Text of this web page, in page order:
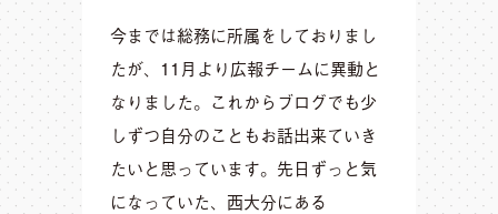
今までは総務に所属をしておりまし
たが、11月より広報チームに異動と
なりました。これからブログでも少
しずつ自分のこともお話出来ていき
たいと思っています。先日ずっと気
になっていた、西大分にある